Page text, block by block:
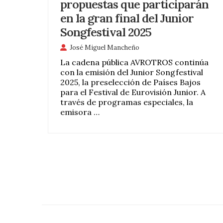
propuestas que participarán
en la gran final del Junior
Songfestival 2025
José Miguel Mancheño
La cadena pública AVROTROS continúa
con la emisión del Junior Songfestival
2025, la preselección de Países Bajos
para el Festival de Eurovisión Junior. A
través de programas especiales, la
emisora …